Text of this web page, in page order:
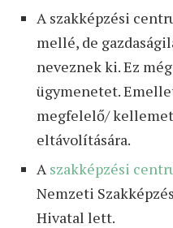
A szakképzési
mellé, de
neveznek ki. Ez
ügymenetet.
megfelelő/
eltávolítására.
Aszakképzési
Nemzeti
Hivatal lett.